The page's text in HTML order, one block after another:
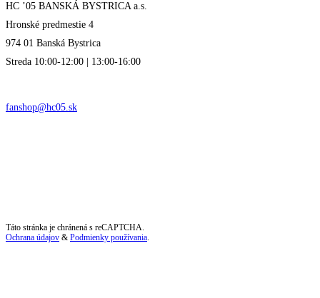
HC ’05 BANSKÁ BYSTRICA a.s.
Hronské predmestie 4
974 01 Banská Bystrica
Streda 10:00-12:00 | 13:00-16:00
fanshop@hc05.sk
Táto stránka je chránená s reCAPTCHA.
Ochrana údajov & Podmienky používania.